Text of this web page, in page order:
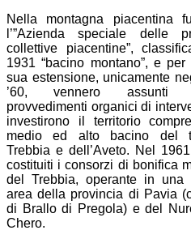
Nella montagna piacentina
l’”Azienda speciale delle
collettive piacentine”,
1931 “bacino montano”, e per
sua estensione, unicamente
’60, vennero assunti
provvedimenti organici di
investirono il territorio
medio ed alto bacino del
Trebbia e dell’Aveto. Nel
costituiti i consorzi di bonifica
del Trebbia, operante in una
area della provincia di Pavia
di Brallo di Pregola) e del
Chero.